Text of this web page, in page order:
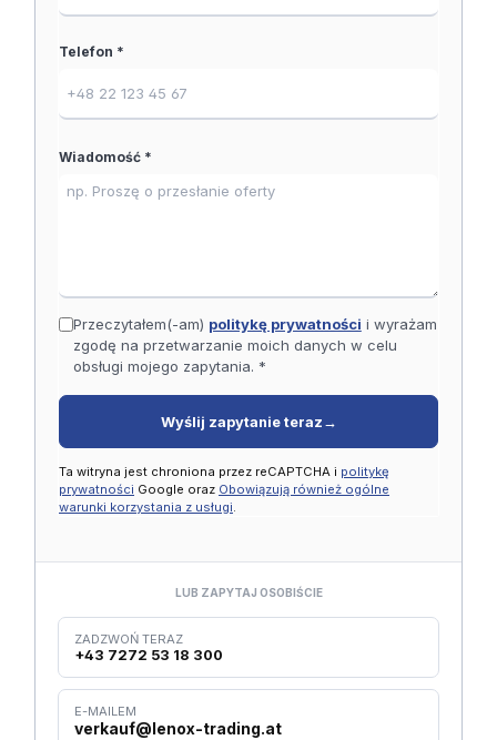
Telefon *
Wiadomość *
Przeczytałem(-am) politykę prywatności i wyrażam
zgodę na przetwarzanie moich danych w celu
obsługi mojego zapytania. *
Wyślij zapytanie teraz →
Ta witryna jest chroniona przez reCAPTCHA i politykę
prywatności Google oraz Obowiązują również ogólne
warunki korzystania z usługi.
LUB ZAPYTAJ OSOBIŚCIE
ZADZWOŃ TERAZ
+43 7272 53 18 300
E-MAILEM
verkauf@lenox-trading.at